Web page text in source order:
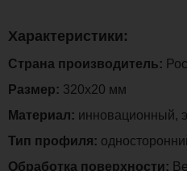
Характеристики:
Страна производитель:
Размер: 320х20 мм
Материал: инновационный,
Тип профиля:
Обработка поверхности: